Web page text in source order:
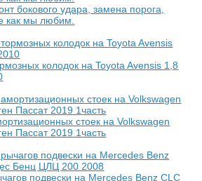
бокового удара, замена порога,
как мы любим.
колодок на Toyota Avensis 1,8
стоек на Volkswagen
Пассат 2019 1часть
подвески на Mercedes Benz CLC